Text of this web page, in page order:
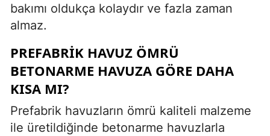
bakımı oldukça kolaydır ve fazla zaman
almaz.
PREFABRIK HAVUZ ÖMRÜ
BETONARME HAVUZA GÖRE DAHA
KISA MI?
Prefabrik havuzların ömrü kaliteli malzeme
ile üretildiğinde betonarme havuzlarla